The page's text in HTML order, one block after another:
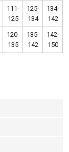
111-
125
125-
134
134-
142
120-
135
135-
142
142-
150